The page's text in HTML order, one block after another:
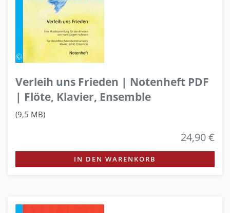
Verleih uns Frieden | Notenheft PDF
| Flöte, Klavier, Ensemble
(9,5 MB)
24,90 €
IN DEN WARENKORB